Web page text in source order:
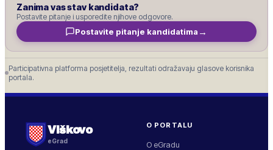
Zanima vas stav kandidata?
Postavite pitanje i usporedite njihove odgovore.
Postavite pitanje kandidatima →
Participativna platforma posjetitelja, rezultati odražavaju glasove korisnika
portala.
Viškovo
eGrad
O PORTALU
O eGradu